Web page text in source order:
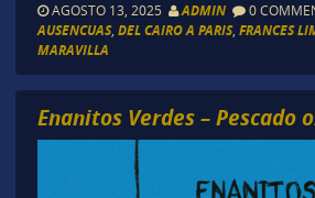
AGOSTO 13, 2025 ADMIN 0
AUSENCUAS, DEL CAIRO A PARIS, FRANCES
MARAVILLA
Enanitos Verdes – Pescado